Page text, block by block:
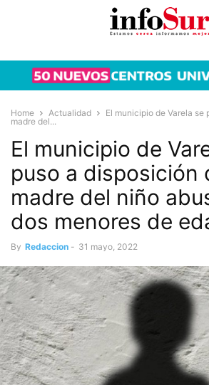
Home Actualidad
El municipio de Varela se
madre del...
El municipio de
puso a disposición
madre del niño
dos menores de
By Redaccion - 31 mayo, 2022